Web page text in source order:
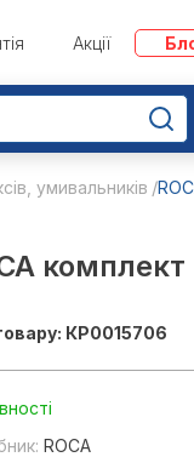
Акції
умивальників
КР0015706
ROCA